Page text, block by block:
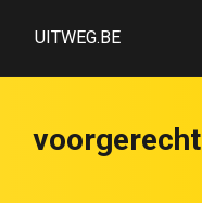
UITWEG.BE
voorgerecht